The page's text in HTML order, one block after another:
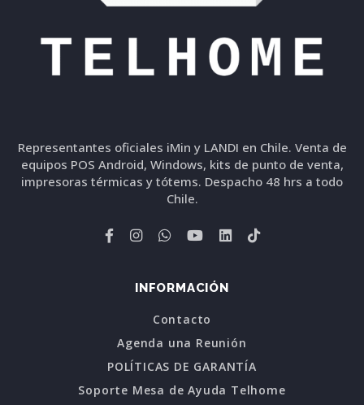
Representantes oficiales iMin y LANDI en Chile. Venta de
equipos POS Android, Windows, kits de punto de venta,
impresoras térmicas y tótems. Despacho 48 hrs a todo
Chile.
INFORMACIÓN
Contacto
Agenda una Reunión
POLÍTICAS DE GARANTÍA
Soporte Mesa de Ayuda Telhome